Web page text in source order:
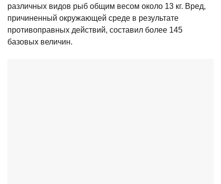
различных видов рыб общим весом около 13 кг. Вред,
причиненный окружающей среде в результате
противоправных действий, составил более 145
базовых величин.